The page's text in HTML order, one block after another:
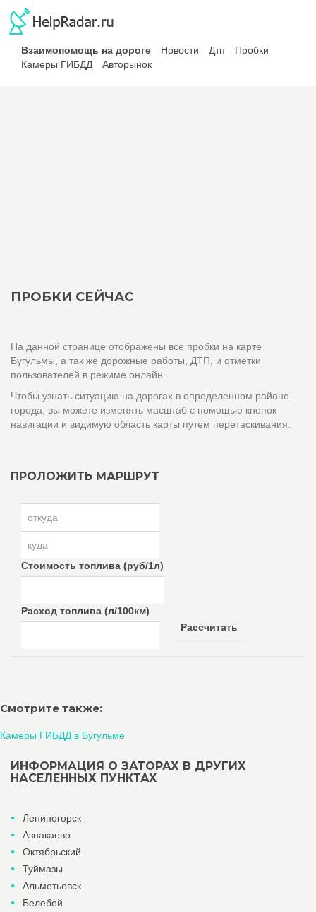
Взаимопомощь на дороге Новости Дтп
Пробки
Камеры ГИБДД
Авторынок
ПРОБКИ СЕЙЧАС
На данной странице отображены все пробки на карте
Бугульмы, а так же дорожные работы, ДТП, и отметки
пользователей в режиме онлайн.
Чтобы узнать ситуацию на дорогах в определенном районе
города, вы можете изменять масштаб с помощью кнопок
навигации и видимую область карты путем перетаскивания.
ПРОЛОЖИТЬ МАРШРУТ
Стоимость топлива (руб/1л)
Расход топлива (л/100км)
Рассчитать
Смотрите также:
Камеры ГИБДД в Бугульме
ИНФОРМАЦИЯ О ЗАТОРАХ В ДРУГИХ
НАСЕЛЕННЫХ ПУНКТАХ
Лениногорск
Азнакаево
Октябрьский
Туймазы
Альметьевск
Белебей